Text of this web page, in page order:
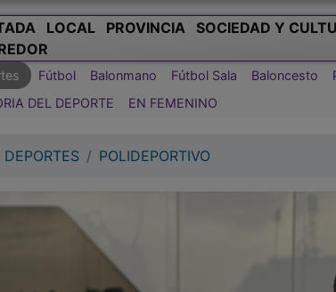
LOCAL PROVINCIA SOCIEDAD Y
Fútbol Balonmano Fútbol Sala Baloncesto
DEL DEPORTE
EN FEMENINO
DEPORTES POLIDEPORTIVO